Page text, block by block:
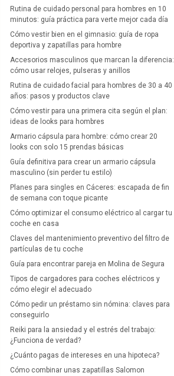
Rutina de cuidado personal para hombres en 10
minutos: guía práctica para verte mejor cada día
Cómo vestir bien en el gimnasio: guía de ropa
deportiva y zapatillas para hombre
Accesorios masculinos que marcan la diferencia:
cómo usar relojes, pulseras y anillos
Rutina de cuidado facial para hombres de 30 a 40
años: pasos y productos clave
Cómo vestir para una primera cita según el plan:
ideas de looks para hombres
Armario cápsula para hombre: cómo crear 20
looks con solo 15 prendas básicas
Guía definitiva para crear un armario cápsula
masculino (sin perder tu estilo)
Planes para singles en Cáceres: escapada de fin
de semana con toque picante
Cómo optimizar el consumo eléctrico al cargar tu
coche en casa
Claves del mantenimiento preventivo del filtro de
partículas de tu coche
Guía para encontrar pareja en Molina de Segura
Tipos de cargadores para coches eléctricos y
cómo elegir el adecuado
Cómo pedir un préstamo sin nómina: claves para
conseguirlo
Reiki para la ansiedad y el estrés del trabajo:
¿Funciona de verdad?
¿Cuánto pagas de intereses en una hipoteca?
Cómo combinar unas zapatillas Salomon​